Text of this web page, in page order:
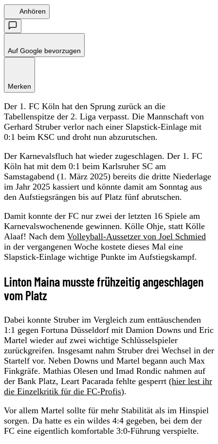
Anhören
Auf Google bevorzugen
Merken
Der 1. FC Köln hat den Sprung zurück an die
Tabellenspitze der 2. Liga verpasst. Die Mannschaft von
Gerhard Struber verlor nach einer Slapstick-Einlage mit
0:1 beim KSC und droht nun abzurutschen.
Der Karnevalsfluch hat wieder zugeschlagen. Der 1. FC
Köln hat mit dem 0:1 beim Karlsruher SC am
Samstagabend (1. März 2025) bereits die dritte Niederlage
im Jahr 2025 kassiert und könnte damit am Sonntag aus
den Aufstiegsrängen bis auf Platz fünf abrutschen.
Damit konnte der FC nur zwei der letzten 16 Spiele am
Karnevalswochenende gewinnen. Kölle Ohje, statt Kölle
Alaaf! Nach dem Volleyball-Aussetzer von Joel Schmied
in der vergangenen Woche kostete dieses Mal eine
Slapstick-Einlage wichtige Punkte im Aufstiegskampf.
Linton Maina musste frühzeitig angeschlagen
vom Platz
Dabei konnte Struber im Vergleich zum enttäuschenden
1:1 gegen Fortuna Düsseldorf mit Damion Downs und Eric
Martel wieder auf zwei wichtige Schlüsselspieler
zurückgreifen. Insgesamt nahm Struber drei Wechsel in der
Startelf vor. Neben Downs und Martel begann auch Max
Finkgräfe. Mathias Olesen und Imad Rondic nahmen auf
der Bank Platz, Leart Pacarada fehlte gesperrt (hier lest ihr
die Einzelkritik für die FC-Profis).
Vor allem Martel sollte für mehr Stabilität als im Hinspiel
sorgen. Da hatte es ein wildes 4:4 gegeben, bei dem der
FC eine eigentlich komfortable 3:0-Führung verspielte.